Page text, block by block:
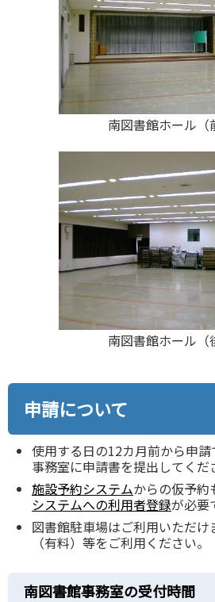
南図書館ホール（
南図書館ホール（
申請について
使用する日の12カ月前から申
事務室に申請書を提出してくだ
施設予約システムからの仮予約
システムへの利用者登録が必要
図書館駐車場はご利用いただ
（有料）等をご利用ください。
南図書館事務室の受付時間